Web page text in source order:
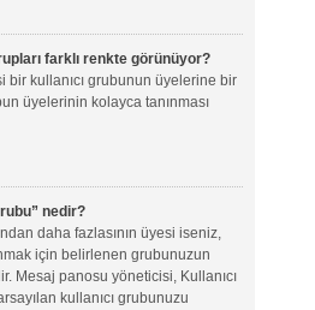
farklı renkte görünüyor?
bir kullanıcı grubunun üyelerine bir
üyelerinin kolayca tanınması
nedir?
daha fazlasının üyesi iseniz,
için belirlenen grubunuzun
Mesaj panosu yöneticisi, Kullanıcı
kullanıcı grubunuzu